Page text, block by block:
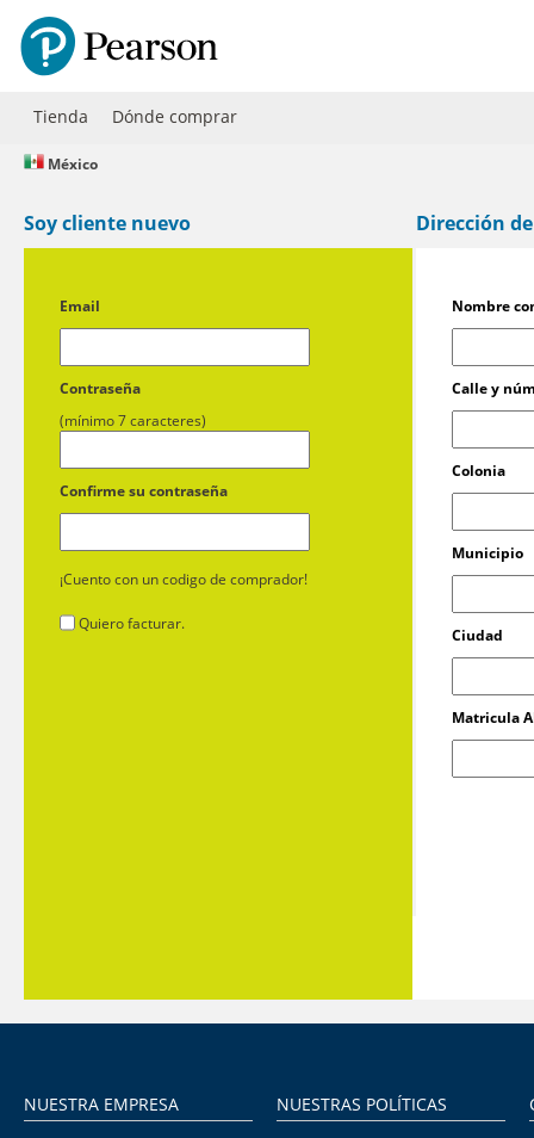
Tienda Dónde comprar
México
Soy cliente nuevo
Email
Contraseña
(mínimo 7 caracteres)
Confirme su contraseña
¡Cuento con un codigo de comprador!
Quiero facturar.
Dirección
Nombre
Calle y
Colonia
Municipio
Ciudad
Matricula
NUESTRA EMPRESA NUESTRAS POLÍTICAS